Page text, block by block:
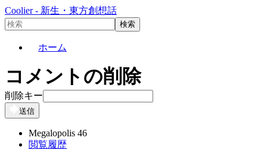
Coolier - 新生・東方創想話
ホーム
コメントの削除
削除キー
送信
Megalopolis 46
閲覧履歴